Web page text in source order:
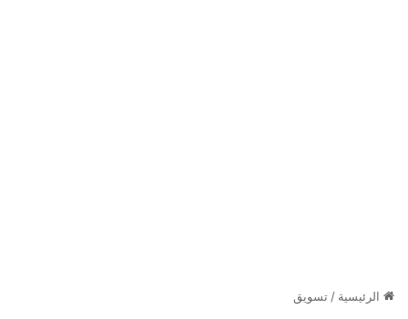
الرئيسية / تسويق